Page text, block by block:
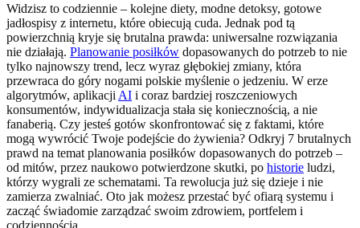
Widzisz to codziennie – kolejne diety, modne detoksy, gotowe
jadłospisy z internetu, które obiecują cuda. Jednak pod tą
powierzchnią kryje się brutalna prawda: uniwersalne rozwiązania
nie działają. Planowanie posiłków dopasowanych do potrzeb to nie
tylko najnowszy trend, lecz wyraz głębokiej zmiany, która
przewraca do góry nogami polskie myślenie o jedzeniu. W erze
algorytmów, aplikacji AI i coraz bardziej roszczeniowych
konsumentów, indywidualizacja stała się koniecznością, a nie
fanaberią. Czy jesteś gotów skonfrontować się z faktami, które
mogą wywrócić Twoje podejście do żywienia? Odkryj 7 brutalnych
prawd na temat planowania posiłków dopasowanych do potrzeb –
od mitów, przez naukowo potwierdzone skutki, po historie ludzi,
którzy wygrali ze schematami. Ta rewolucja już się dzieje i nie
zamierza zwalniać. Oto jak możesz przestać być ofiarą systemu i
zacząć świadomie zarządzać swoim zdrowiem, portfelem i
codziennością.